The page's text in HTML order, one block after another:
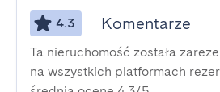
4.3 Komentarze
Ta nieruchomość została
na wszystkich platformach